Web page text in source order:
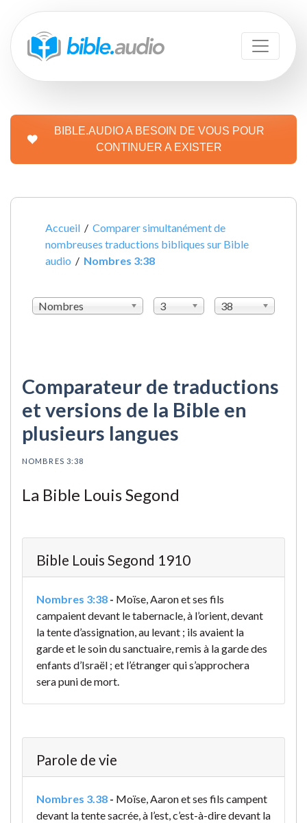
BIBLE.AUDIO A BESOIN DE VOUS POUR
CONTINUER A EXISTER
Accueil /Comparer simultanément de
nombreuses traductions bibliques sur Bible
audio / Nombres 3:38
Nombres 3 38
Comparateur de traductions
et versions de la Bible en
plusieurs langues
NOMBRES 3:38
La Bible Louis Segond
Bible Louis Segond 1910
Nombres 3:38 - Moïse, Aaron et ses fils
campaient devant le tabernacle, à l’orient, devant
la tente d’assignation, au levant ; ils avaient la
garde et le soin du sanctuaire, remis à la garde des
enfants d’Israël ; et l’étranger qui s’approchera
sera puni de mort.
Parole de vie
Nombres 3.38 - Moïse, Aaron et ses fils campent
devant la tente sacrée, à l’est, c’est-à-dire devant la